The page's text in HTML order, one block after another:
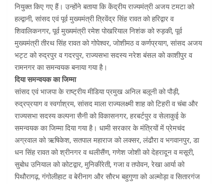
नियुक्त किए गए हैं। उन्होंने बताया कि केंद्रीय राज्यमंत्री अजय टमटा को
हल्द्वानी, सांसद एवं पूर्व मुख्यमंत्री त्रिवेंद्र सिंह रावत को हरिद्वार व
शिवालिकनगर, पूर्व मुख्यमंत्री रमेश पोखरियाल निशंक को रुड़की, पूर्व
मुख्यमंत्री तीरथ सिंह रावत को गोपेश्वर, जोशीमठ व कर्णप्रयाग, सांसद अजय
भट्ट को रुद्रपुर व गदरपुर, राज्यसभा सदस्य नरेश बंसल को काशीपुर व
रामनगर का समन्वयक बनाया गया है।
दिया समन्वयक का जिम्मा
सांसद एवं भाजपा के राष्ट्रीय मीडिया प्रमुख अनिल बलूनी को पौड़ी,
रुद्रप्रयाग व स्वर्गाश्रम, सांसद माला राज्यलक्ष्मी शाह को टिहरी व चंबा और
राज्यसभा सदस्य कल्पना सैनी को विकासनगर, हरबर्टपुर व सेलाकुई के
समन्वयक का जिम्मा दिया गया है। धामी सरकार के मंत्रियों में प्रेमचंद
अग्रवाल को ऋषिकेश, सतपाल महाराज को लक्सर, लंढौरा व भगवानपुर, डा
धन सिंह रावत को श्रीनगर व थलीसैंण, गणेश जोशी को देहरादून व मसूरी,
सुबोध उनियाल को कोटद्वार, मुनिकीरेती, गजा व तपोवन, रेखा आर्या को
पिथौरागढ़, गंगोलीहाट व बेरीनाग और सौरभ बहुगुणा को अल्मोड़ा व सितारगंज